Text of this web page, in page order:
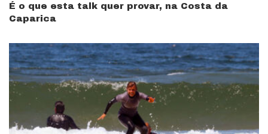
É o que esta talk quer provar, na Costa da
Caparica